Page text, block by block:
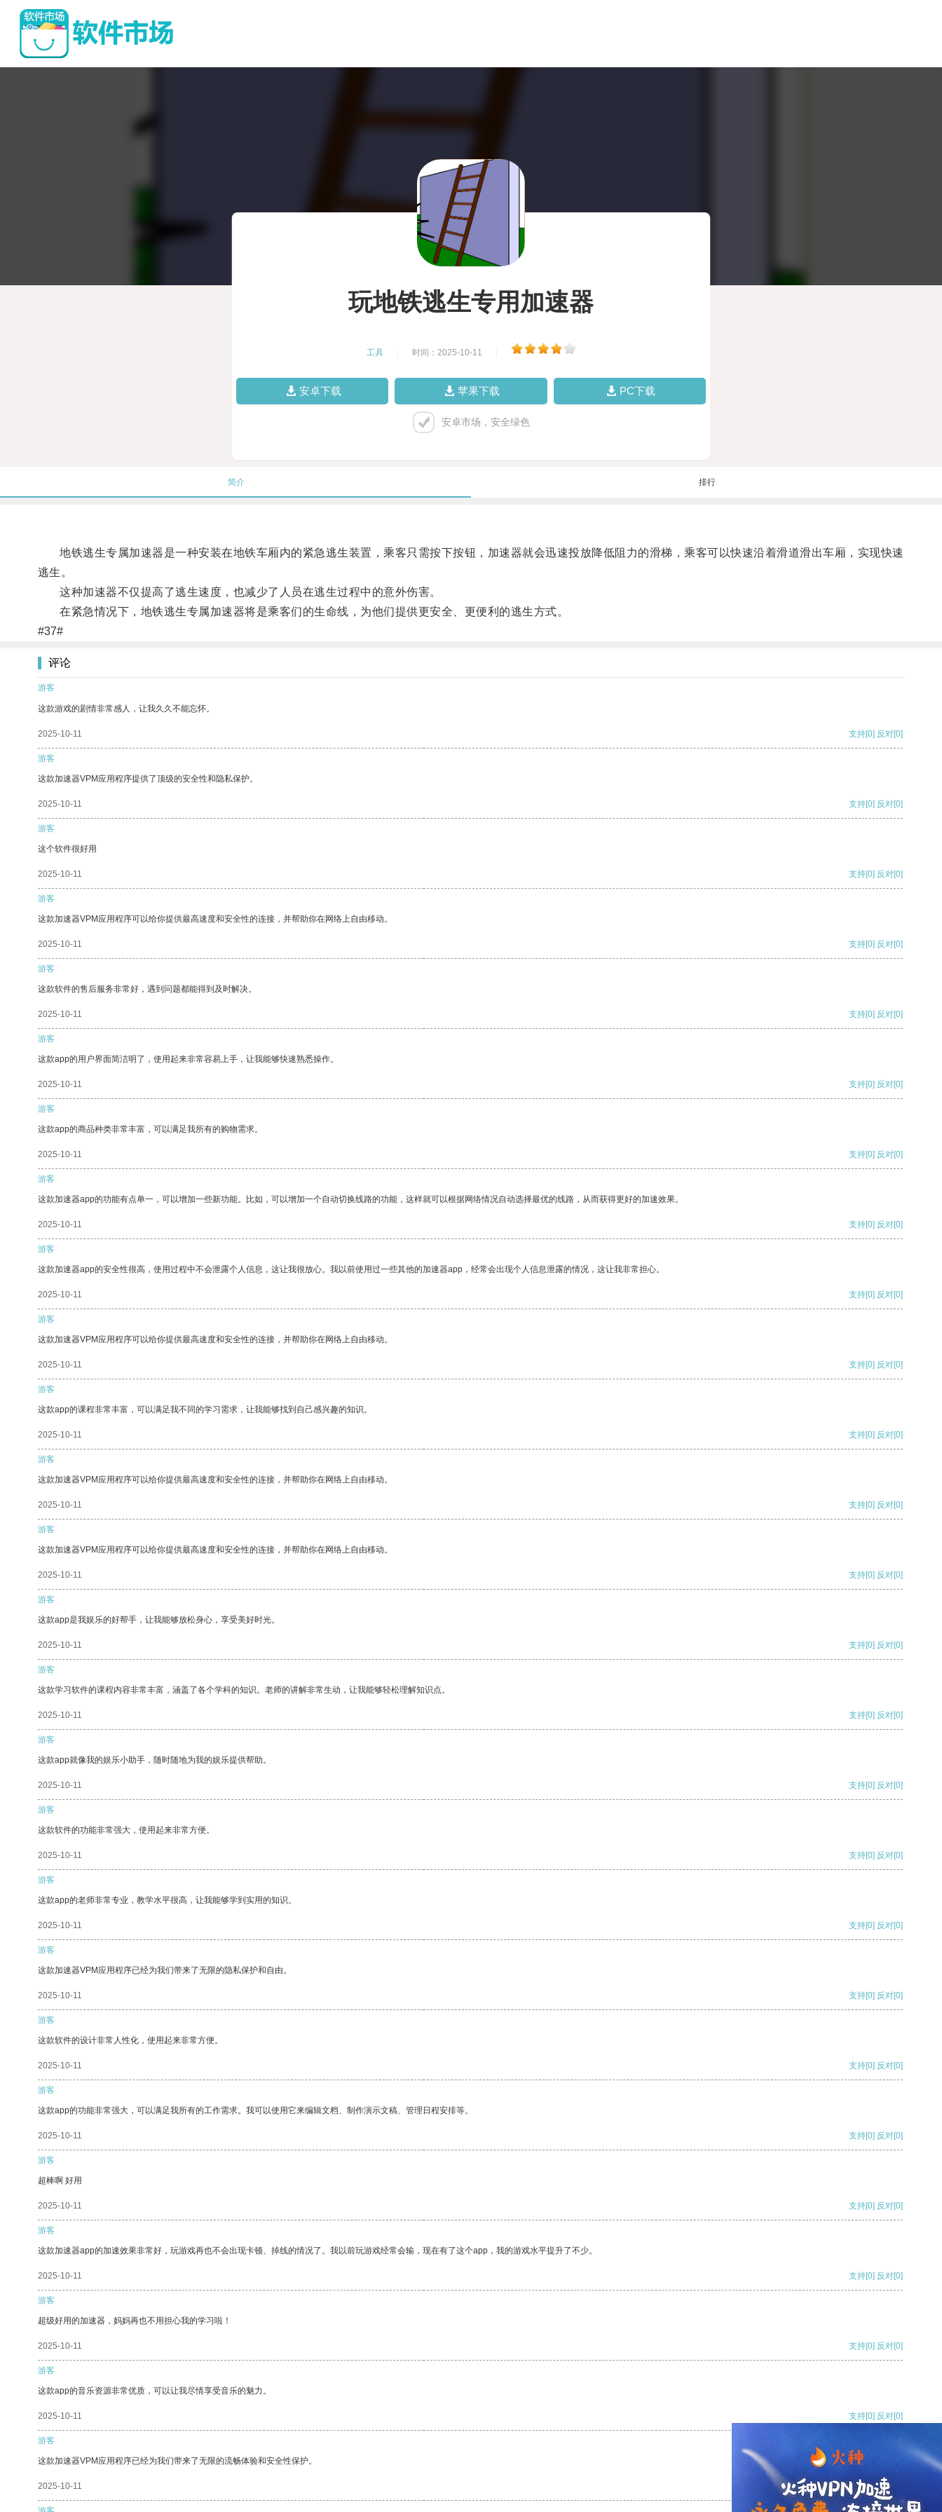
玩地铁逃生专用加速器
工具 时间：2025-10-11
安卓下载 苹果下载 PC下载
安卓市场，安全绿色
简介 排行
地铁逃生专属加速器是一种安装在地铁车厢内的紧急逃生装置，乘客只需按下按钮，加速器就会迅速投放降低阻力的滑梯，乘客可以快速沿着滑道滑出车厢，实现快速
逃生。
这种加速器不仅提高了逃生速度，也减少了人员在逃生过程中的意外伤害。
在紧急情况下，地铁逃生专属加速器将是乘客们的生命线，为他们提供更安全、更便利的逃生方式。
#37#
评论
游客
这款游戏的剧情非常感人，让我久久不能忘怀。
2025-10-11 支持[0] 反对[0]
游客
这款加速器VPM应用程序提供了顶级的安全性和隐私保护。
2025-10-11 支持[0] 反对[0]
游客
这个软件很好用
2025-10-11 支持[0] 反对[0]
游客
这款加速器VPM应用程序可以给你提供最高速度和安全性的连接，并帮助你在网络上自由移动。
2025-10-11 支持[0] 反对[0]
游客
这款软件的售后服务非常好，遇到问题都能得到及时解决。
2025-10-11 支持[0] 反对[0]
游客
这款app的用户界面简洁明了，使用起来非常容易上手，让我能够快速熟悉操作。
2025-10-11 支持[0] 反对[0]
游客
这款app的商品种类非常丰富，可以满足我所有的购物需求。
2025-10-11 支持[0] 反对[0]
游客
这款加速器app的功能有点单一，可以增加一些新功能。比如，可以增加一个自动切换线路的功能，这样就可以根据网络情况自动选择最优的线路，从而获得更好的加速效果。
2025-10-11 支持[0] 反对[0]
游客
这款加速器app的安全性很高，使用过程中不会泄露个人信息，这让我很放心。我以前使用过一些其他的加速器app，经常会出现个人信息泄露的情况，这让我非常担心。
2025-10-11 支持[0] 反对[0]
游客
这款加速器VPM应用程序可以给你提供最高速度和安全性的连接，并帮助你在网络上自由移动。
2025-10-11 支持[0] 反对[0]
游客
这款app的课程非常丰富，可以满足我不同的学习需求，让我能够找到自己感兴趣的知识。
2025-10-11 支持[0] 反对[0]
游客
这款加速器VPM应用程序可以给你提供最高速度和安全性的连接，并帮助你在网络上自由移动。
2025-10-11 支持[0] 反对[0]
游客
这款加速器VPM应用程序可以给你提供最高速度和安全性的连接，并帮助你在网络上自由移动。
2025-10-11 支持[0] 反对[0]
游客
这款app是我娱乐的好帮手，让我能够放松身心，享受美好时光。
2025-10-11 支持[0] 反对[0]
游客
这款学习软件的课程内容非常丰富，涵盖了各个学科的知识。老师的讲解非常生动，让我能够轻松理解知识点。
2025-10-11 支持[0] 反对[0]
游客
这款app就像我的娱乐小助手，随时随地为我的娱乐提供帮助。
2025-10-11 支持[0] 反对[0]
游客
这款软件的功能非常强大，使用起来非常方便。
2025-10-11 支持[0] 反对[0]
游客
这款app的老师非常专业，教学水平很高，让我能够学到实用的知识。
2025-10-11 支持[0] 反对[0]
游客
这款加速器VPM应用程序已经为我们带来了无限的隐私保护和自由。
2025-10-11 支持[0] 反对[0]
游客
这款软件的设计非常人性化，使用起来非常方便。
2025-10-11 支持[0] 反对[0]
游客
这款app的功能非常强大，可以满足我所有的工作需求。我可以使用它来编辑文档、制作演示文稿、管理日程安排等。
2025-10-11 支持[0] 反对[0]
游客
超棒啊 好用
2025-10-11 支持[0] 反对[0]
游客
这款加速器app的加速效果非常好，玩游戏再也不会出现卡顿、掉线的情况了。我以前玩游戏经常会输，现在有了这个app，我的游戏水平提升了不少。
2025-10-11 支持[0] 反对[0]
游客
超级好用的加速器，妈妈再也不用担心我的学习啦！
2025-10-11 支持[0] 反对[0]
游客
这款app的音乐资源非常优质，可以让我尽情享受音乐的魅力。
2025-10-11 支持[0] 反对[0]
游客
这款加速器VPM应用程序已经为我们带来了无限的流畅体验和安全性保护。
2025-10-11 支持[0] 反对